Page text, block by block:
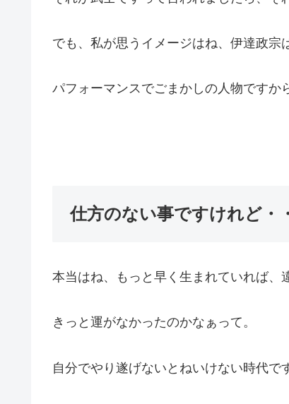
でも、私が思うイメージはね、伊達政宗
パフォーマンスでごまかしの人物ですか
仕方のない事ですけれど・
本当はね、もっと早く生まれていれば、
きっと運がなかったのかなぁって。
自分でやり遂げないとねいけない時代で